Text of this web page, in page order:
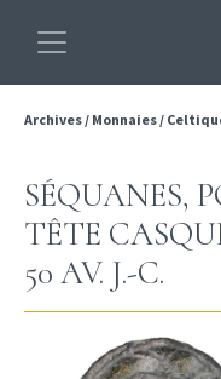
Archives/ Monnaies/
SÉQUANES,
TÊTE
50 AV. J.-C.